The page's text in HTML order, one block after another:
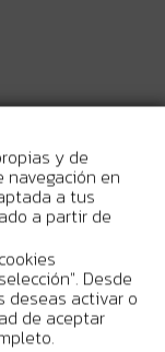
con láser verde
líneas verdes
por separado o
son fáciles de
al polvo y al
en equipo
y de
navegación en
a tus
a partir de
Desde
deseas activar o
de aceptar